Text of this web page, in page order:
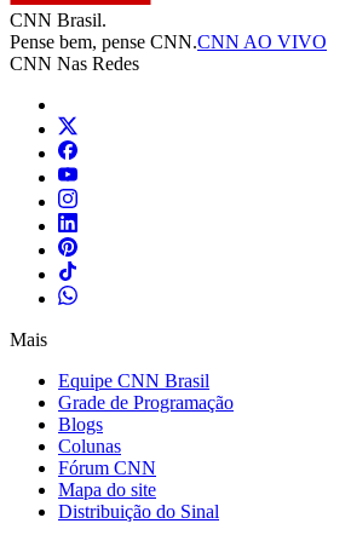
CNN Brasil.
Pense bem, pense CNN.CNN AO VIVO
CNN Nas Redes
Mais
Equipe CNN Brasil
Grade de Programação
Blogs
Colunas
Fórum CNN
Mapa do site
Distribuição do Sinal